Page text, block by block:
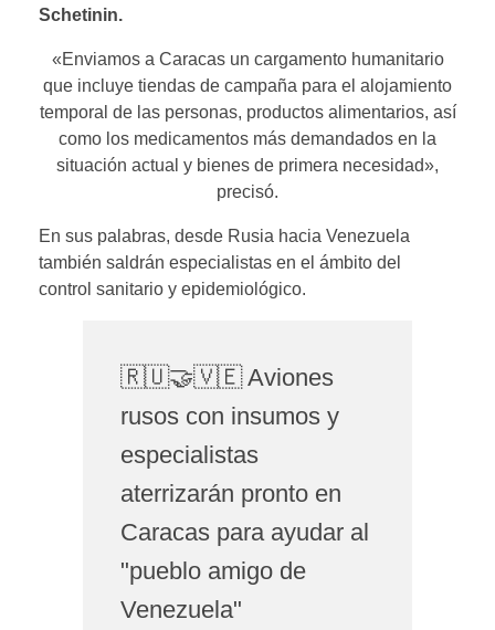
Schetinin.
«Enviamos a Caracas un cargamento humanitario
que incluye tiendas de campaña para el alojamiento
temporal de las personas, productos alimentarios, así
como los medicamentos más demandados en la
situación actual y bienes de primera necesidad»,
precisó.
En sus palabras, desde Rusia hacia Venezuela
también saldrán especialistas en el ámbito del
control sanitario y epidemiológico.
🇷🇺🤝🇻🇪 Aviones
rusos con insumos y
especialistas
aterrizarán pronto en
Caracas para ayudar al
"pueblo amigo de
Venezuela"